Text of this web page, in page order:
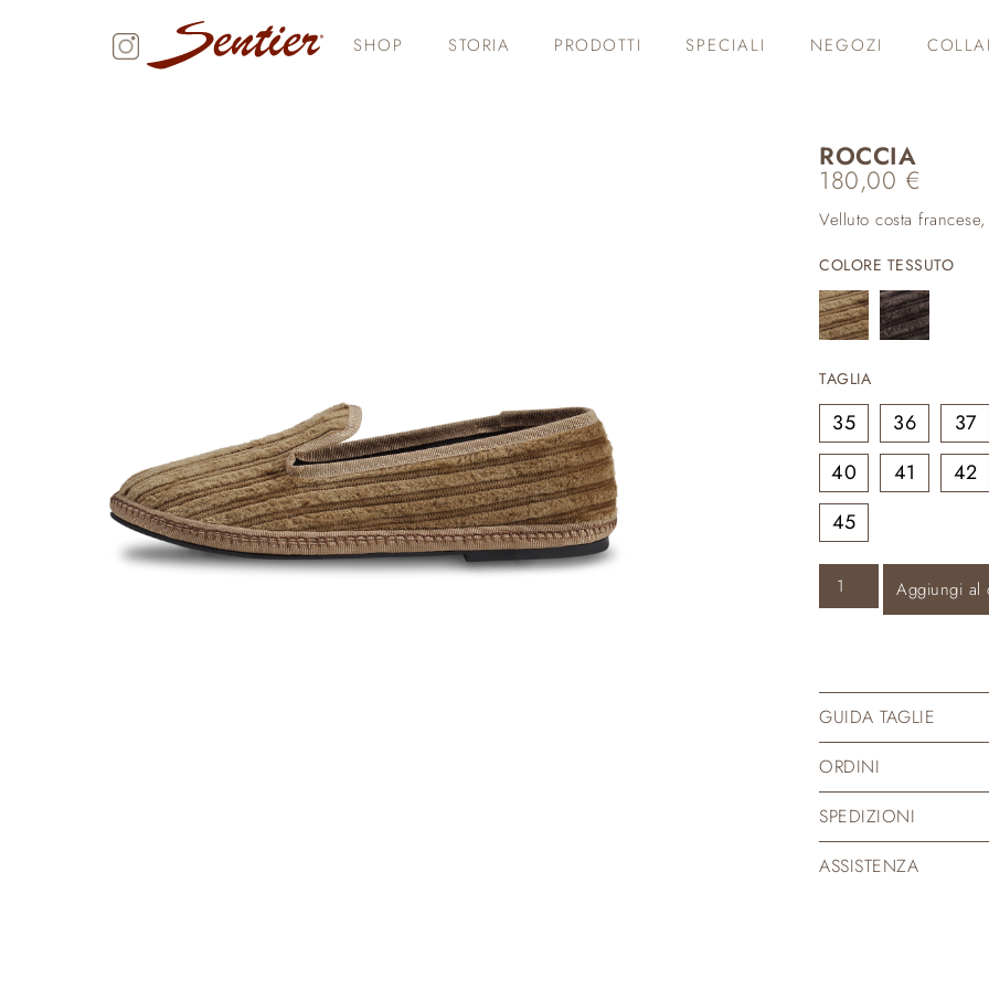
SHOP STORIA PRODOTTI SPECIALI NEGOZI
ROCCIA
180,00 €
Velluto costa
COLORE TESSUTO
TAGLIA
35 36 37
40
41 42
45
Aggiungi al
GUIDA TAGLIE
ORDINI
SPEDIZIONI
ASSISTENZA